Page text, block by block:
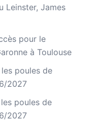
Leinster, James
pour le
à Toulouse
poules de
2027
poules de
2027